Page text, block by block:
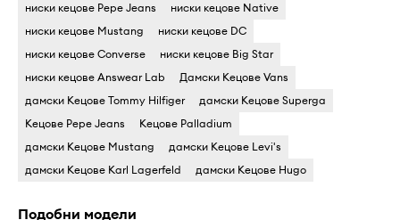
ниски кецове Pepe Jeans
ниски кецове Native
ниски кецове Mustang
ниски кецове DC
ниски кецове Converse
ниски кецове Big Star
ниски кецове Answear Lab
Дамски Кецове Vans
дамски Кецове Tommy Hilfiger
дамски Кецове Superga
Кецове Pepe Jeans
Кецове Palladium
дамски Кецове Mustang
дамски Кецове Levi's
дамски Кецове Karl Lagerfeld
дамски Кецове Hugo
Подобни модели